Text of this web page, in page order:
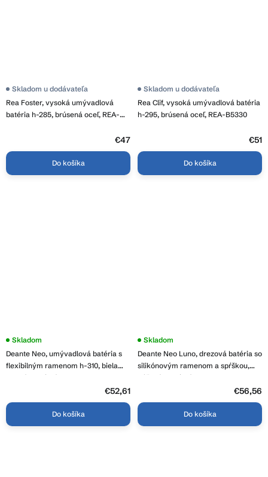
Rea Foster, vysoká umývadlová
batéria h-285, brúsená oceľ, REA-
Skladom u dodávateľa
€47
Do košíka
Rea Clif, vysoká umývadlová batéria
h-295, brúsená oceľ, REA-B5330
Skladom u dodávateľa
€51
Do košíka
Deante Neo, umývadlová batéria s
flexibilným ramenom h-310, biela
matná-oceľová, DEA-BLU_W240
Skladom
€52,61
Do košíka
Deante Neo Luno, drezová batéria so
silikónovým ramenom a spŕškou,
béžová-oceľová, DEA-BOC_5740
Skladom
€56,56
Do košíka